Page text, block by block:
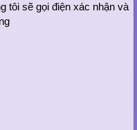
tôi sẽ gọi điện xác nhận và